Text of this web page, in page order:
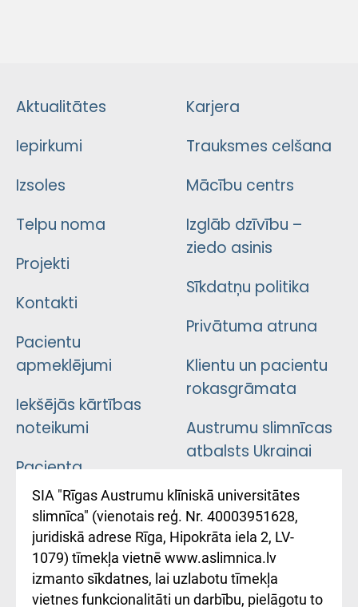
Aktualitātes
Iepirkumi
Izsoles
Telpu noma
Projekti
Kontakti
Pacientu
apmeklējumi
Iekšējās kārtības
noteikumi
Pacienta
atsauksmju/sūdzību
iesniegšanas
kārtība
Kā pie mums nokļūt
Karjera
Trauksmes celšana
Mācību centrs
Izglāb dzīvību –
ziedo asinis
Sīkdatņu politika
Privātuma atruna
Klientu un pacientu
rokasgrāmata
Austrumu slimnīcas
atbalsts Ukrainai
Підтримка Східної
лікарні та співпраця з
Україною
SIA "Rīgas Austrumu klīniskā universitātes
slimnīca" (vienotais reģ. Nr. 40003951628,
juridiskā adrese Rīga, Hipokrāta iela 2, LV-
1079) tīmekļa vietnē www.aslimnica.lv
izmanto sīkdatnes, lai uzlabotu tīmekļa
vietnes funkcionalitāti un darbību, pielāgotu to